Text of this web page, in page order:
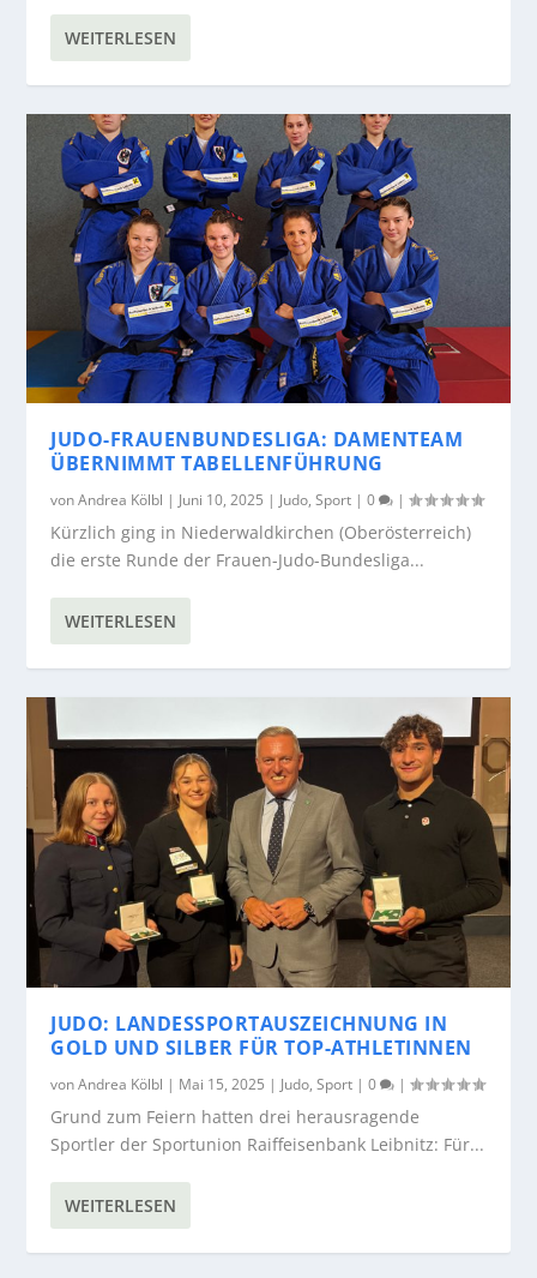
WEITERLESEN
JUDO-FRAUENBUNDESLIGA: DAMENTEAM
ÜBERNIMMT TABELLENFÜHRUNG
vonAndrea Kölbl | Juni 10, 2025 | Judo,Sport |0 |
Kürzlich ging in Niederwaldkirchen (Oberösterreich)
die erste Runde der Frauen-Judo-Bundesliga...
WEITERLESEN
JUDO: LANDESSPORTAUSZEICHNUNG IN
GOLD UND SILBER FÜR TOP-ATHLETINNEN
vonAndrea Kölbl | Mai 15, 2025 | Judo,Sport |0 |
Grund zum Feiern hatten drei herausragende
Sportler der Sportunion Raiffeisenbank Leibnitz: Für...
WEITERLESEN